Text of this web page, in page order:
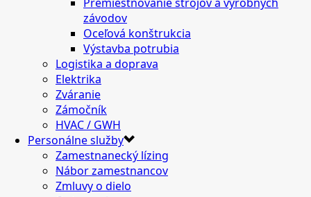
závodov
Oceľová konštrukcia
Výstavba potrubia
Logistika a doprava
Elektrika
Zváranie
Zámočník
HVAC / GWH
Personálne služby
Zamestnanecký lízing
Nábor zamestnancov
Zmluvy o dielo